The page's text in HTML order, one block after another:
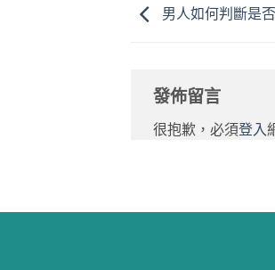
男人如何判斷是
發佈留言
很抱歉，必須登入